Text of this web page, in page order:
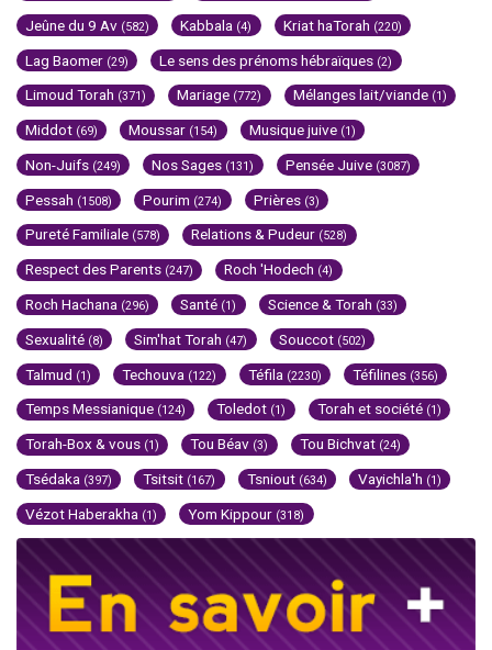
Jeûne du 9 Av (582) Kabbala (4) Kriat haTorah (220)
Lag Baomer (29) Le sens des prénoms hébraïques (2)
Limoud Torah (371) Mariage (772) Mélanges lait/viande (1)
Middot (69) Moussar (154) Musique juive (1)
Non-Juifs (249) Nos Sages (131) Pensée Juive (3087)
Pessah (1508) Pourim (274) Prières (3)
Pureté Familiale (578) Relations & Pudeur (528)
Respect des Parents (247) Roch 'Hodech (4)
Roch Hachana (296) Santé (1) Science & Torah (33)
Sexualité (8) Sim'hat Torah (47) Souccot (502)
Talmud (1) Techouva (122) Téfila (2230) Téfilines (356)
Temps Messianique (124) Toledot (1) Torah et société (1)
Torah-Box & vous (1) Tou Béav (3) Tou Bichvat (24)
Tsédaka (397) Tsitsit (167) Tsniout (634) Vayichla'h (1)
Vézot Haberakha (1) Yom Kippour (318)